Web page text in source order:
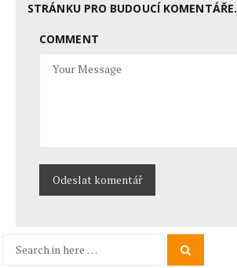
STRÁNKU PRO BUDOUCÍ KOMENTÁŘE.
COMMENT
Search